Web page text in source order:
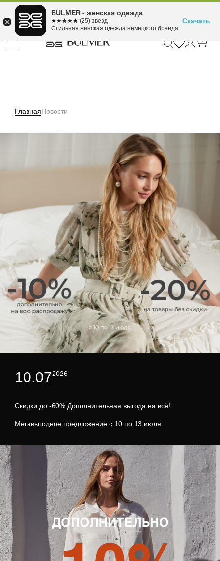
Подели оплату на 4
платежа ⓘ
Для покупок от 300 ₽ до 30,000 ₽
ГлавнаяНовости
10.072026
Скидки до -60% Дополнительная выгода на всё!
Мегавыгодное предложение с 10 по 13 июля
BULMER - женская одежда
☆☆☆☆☆
★★★★★ (25) звезд
Стильная женская одежда немецкого бренда
Скачать